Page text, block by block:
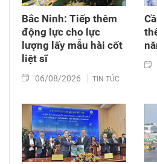
Bắc Ninh: Tiếp thêm
động lực cho lực
lượng lấy mẫu hài cốt
liệt sĩ
06/08/2026 TIN TỨC